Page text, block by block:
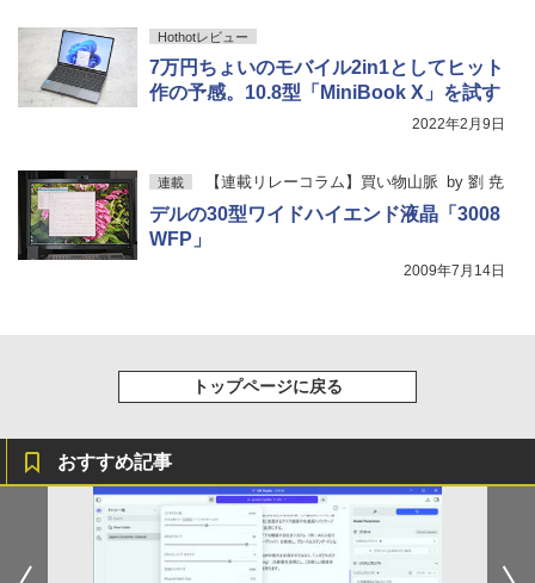
Hothotレビュー
7万円ちょいのモバイル2in1としてヒット
作の予感。10.8型「MiniBook X」を試す
2022年2月9日
連載 【連載リレーコラム】買い物山脈 by 劉 尭
デルの30型ワイドハイエンド液晶「3008
WFP」
2009年7月14日
トップページに戻る
おすすめ記事